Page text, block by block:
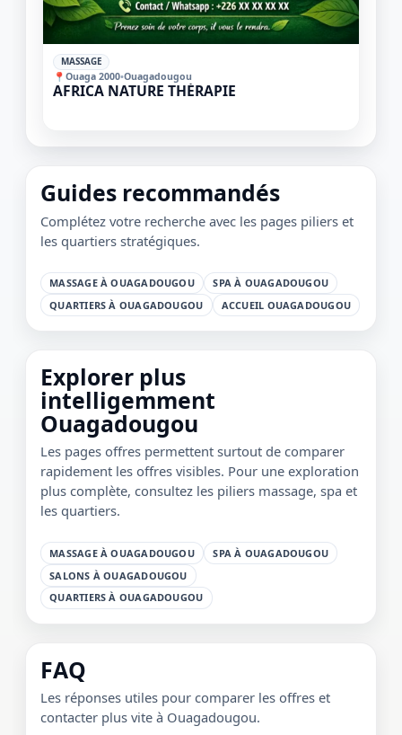
✓
MASSAGE
AFRICA NATURE THÉRAPIE
📍Ouaga 2000•Ouagadougou
Guides recommandés
Complétez votre recherche avec les pages piliers et
les quartiers stratégiques.
MASSAGE À OUAGADOUGOU
SPA À OUAGADOUGOU
QUARTIERS À OUAGADOUGOU
ACCUEIL OUAGADOUGOU
Explorer plus
intelligemment
Ouagadougou
Les pages offres permettent surtout de comparer
rapidement les offres visibles. Pour une exploration
plus complète, consultez les piliers massage, spa et
les quartiers.
MASSAGE À OUAGADOUGOU
SPA À OUAGADOUGOU
SALONS À OUAGADOUGOU
QUARTIERS À OUAGADOUGOU
FAQ
Les réponses utiles pour comparer les offres et
contacter plus vite à Ouagadougou.